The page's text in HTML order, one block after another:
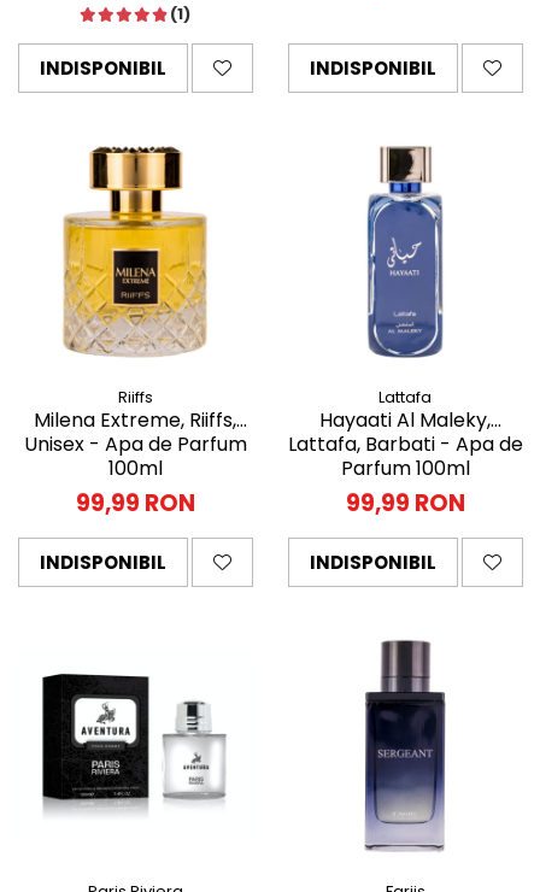
(1)
INDISPONIBIL INDISPONIBIL
Riiffs
Milena Extreme, Riiffs,
Unisex - Apa de Parfum
100ml
99,99 RON
INDISPONIBIL
Lattafa
Hayaati Al Maleky,
Lattafa, Barbati - Apa de
Parfum 100ml
99,99 RON
INDISPONIBIL